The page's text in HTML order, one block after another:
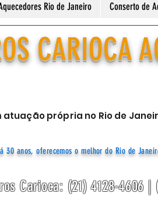
Rio de Janeiro Conserto de
CARIOCA
atuação própria no Rio de
30 anos, oferecemos o melhor do Rio de
Carioca: (21) 4128-4606